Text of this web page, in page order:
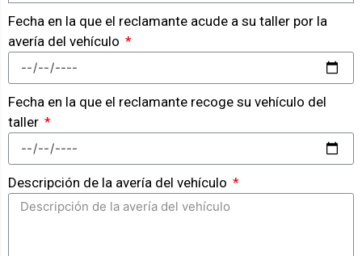
Fecha en la que el reclamante acude a su taller por la
avería del vehículo
Fecha en la que el reclamante recoge su vehículo del
taller
Descripción de la avería del vehículo